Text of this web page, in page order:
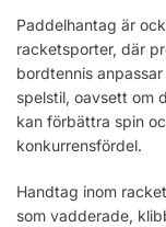
Paddelhantag är
racketsporter, där
bordtennis
spelstil, oavsett om
kan förbättra spin
konkurrensfördel.
Handtag inom
som vadderade,